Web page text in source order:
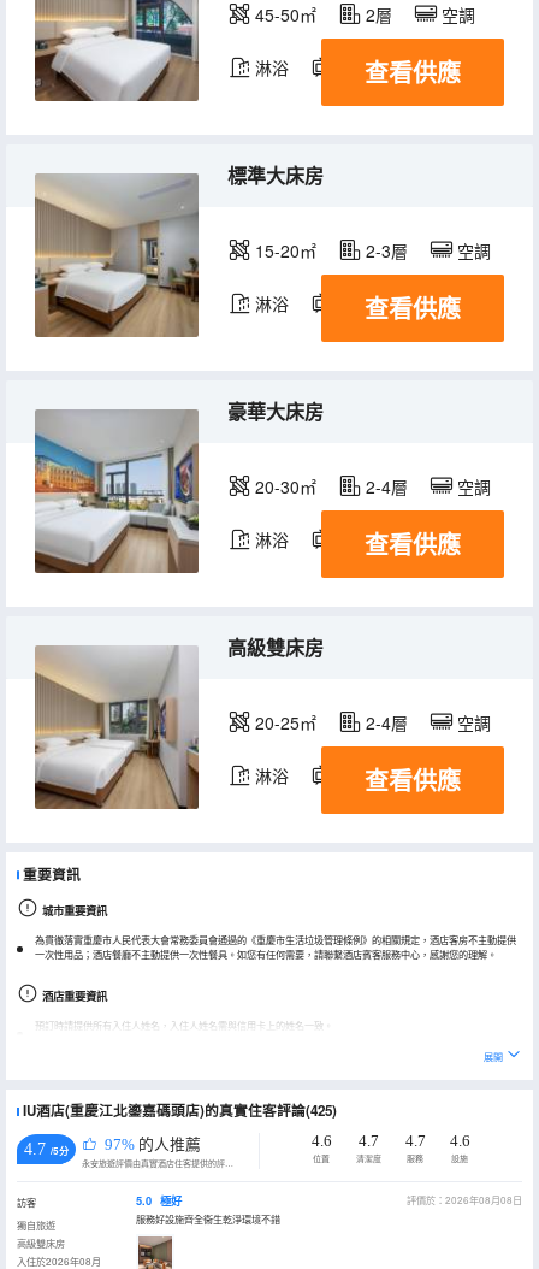
45-50㎡ 2層 空調
淋浴 電視機
查看供應
標準大床房
15-20㎡ 2-3層 空調
淋浴 電視機
查看供應
豪華大床房
20-30㎡ 2-4層 空調
淋浴 電視機
查看供應
高級雙床房
20-25㎡ 2-4層 空調
淋浴 電視機
查看供應
重要資訊
城市重要資訊
為貫徹落實重慶市人民代表大會常務委員會通過的《重慶市生活垃圾管理條例》的相關規定，酒店客房不主動提供
一次性用品；酒店餐廳不主動提供一次性餐具。如您有任何需要，請聯繫酒店賓客服務中心，感謝您的理解。
酒店重要資訊
預訂時請提供所有入住人姓名，入住人姓名需與信用卡上的姓名一致。
連住期間，酒店每3天常規清掃一次，其他詳情請諮詢酒店前台。
連住期間，酒店每日進行簡易清掃，其他詳情請諮詢酒店前台。
展開
IU酒店(重慶江北鎏嘉碼頭店)的真實住客評論(425)
4.7 /5分 97% 的人推薦
永安旅遊評價由真實酒店住客提供的評價。
4.6
位置
4.7
清潔度
4.7
服務
4.6
設施
訪客
獨自旅遊
高級雙床房
入住於2026年08月
5.0 極好
評價於：2026年08月08日
服務好設施齊全衞生乾淨環境不錯